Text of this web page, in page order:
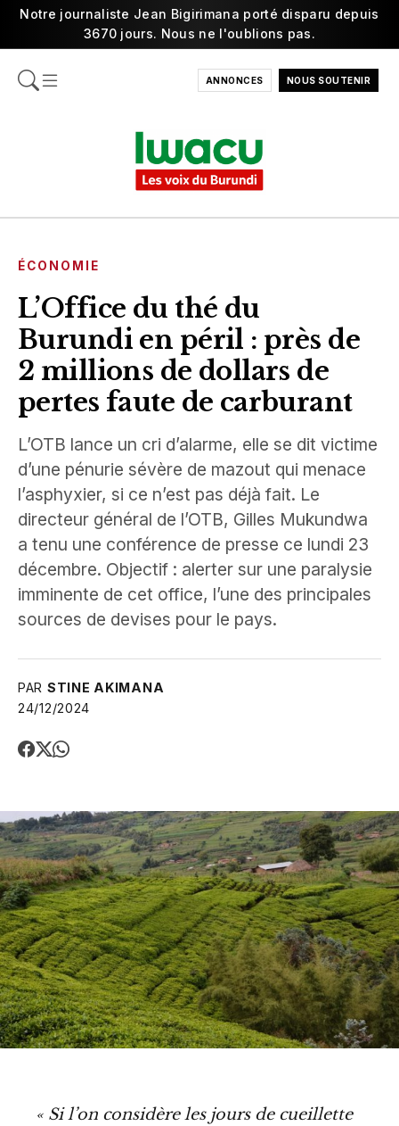
Notre journaliste Jean Bigirimana porté disparu depuis
3670 jours. Nous ne l'oublions pas.
ANNONCES NOUS SOUTENIR
ÉCONOMIE
L’Office du thé du
Burundi en péril : près de
2 millions de dollars de
pertes faute de carburant
L’OTB lance un cri d’alarme, elle se dit victime
d’une pénurie sévère de mazout qui menace
l’asphyxier, si ce n’est pas déjà fait. Le
directeur général de l’OTB, Gilles Mukundwa
a tenu une conférence de presse ce lundi 23
décembre. Objectif : alerter sur une paralysie
imminente de cet office, l’une des principales
sources de devises pour le pays.
PAR STINE AKIMANA
24/12/2024
« Si l’on considère les jours de cueillette